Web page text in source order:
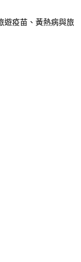
遊疫苗、黃熱病與旅